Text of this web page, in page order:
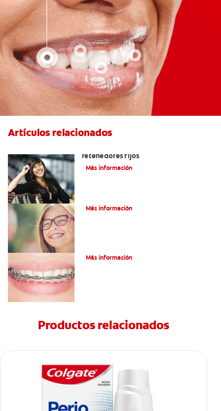
Artículos relacionados
retenedores fijos
Más información
Más información
Más información
Productos relacionados